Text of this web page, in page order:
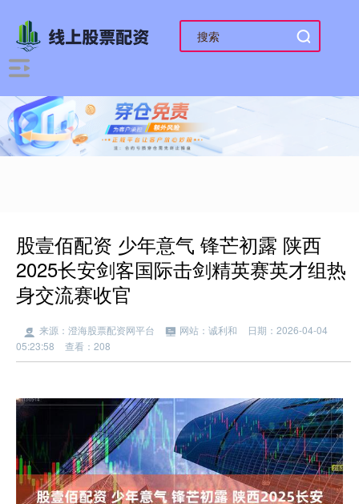
股壹佰配资 少年意气 锋芒初露 陕西
2025长安剑客国际击剑精英赛英才组热
身交流赛收官
来源：澄海股票配资网平台 网站：诚利和
日期：2026-04-04
05:23:58
查看：208